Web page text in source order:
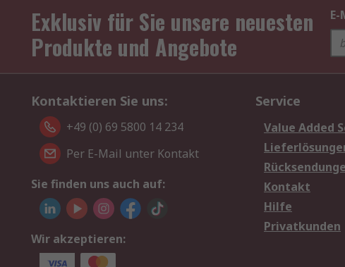
Exklusiv für Sie unsere neuesten
Produkte und Angebote
Kontaktieren Sie uns:
+49 (0) 69 5800 14 234
Per E-Mail unter Kontakt
Sie finden uns auch auf:
Wir akzeptieren:
Service
Value Added
Kontakt
Hilfe
Privatkunden